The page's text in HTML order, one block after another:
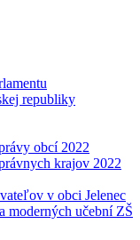
republiky
obcí 2022
krajov 2022
v obci Jelenec
moderných učební ZŠ